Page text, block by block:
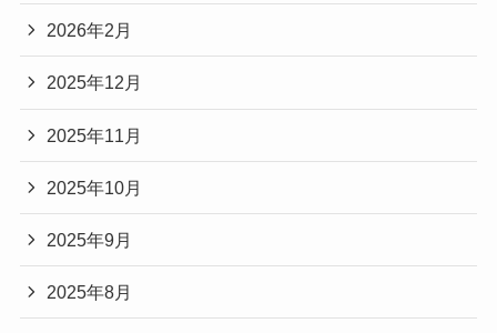
2026年2月
2025年12月
2025年11月
2025年10月
2025年9月
2025年8月